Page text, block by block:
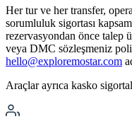
Her tur ve her transfer,
sorumluluk sigortası
rezervasyondan önce talep
veya DMC sözleşmeniz
hello@exploremostar.com
Araçlar ayrıca kasko